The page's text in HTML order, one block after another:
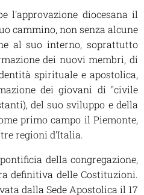
l'approvazione diocesana il
cammino, non senza alcune
al suo interno, soprattutto
dei nuovi membri, di
spirituale e apostolica,
dei giovani di "civile
del suo sviluppo e della
primo campo il Piemonte,
regioni d'Italia.
della congregazione,
definitiva delle Costituzioni.
dalla Sede Apostolica il 17